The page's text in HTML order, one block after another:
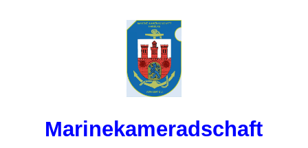
Marinekameradschaft